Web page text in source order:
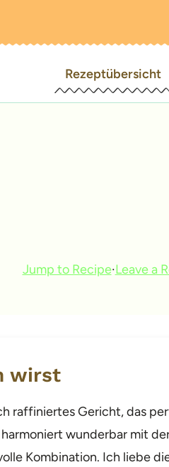
Rezeptübersicht
Jump to Recipe·Leave a
wirst
raffiniertes Gericht, das
wunderbar mit
Kombination. Ich liebe